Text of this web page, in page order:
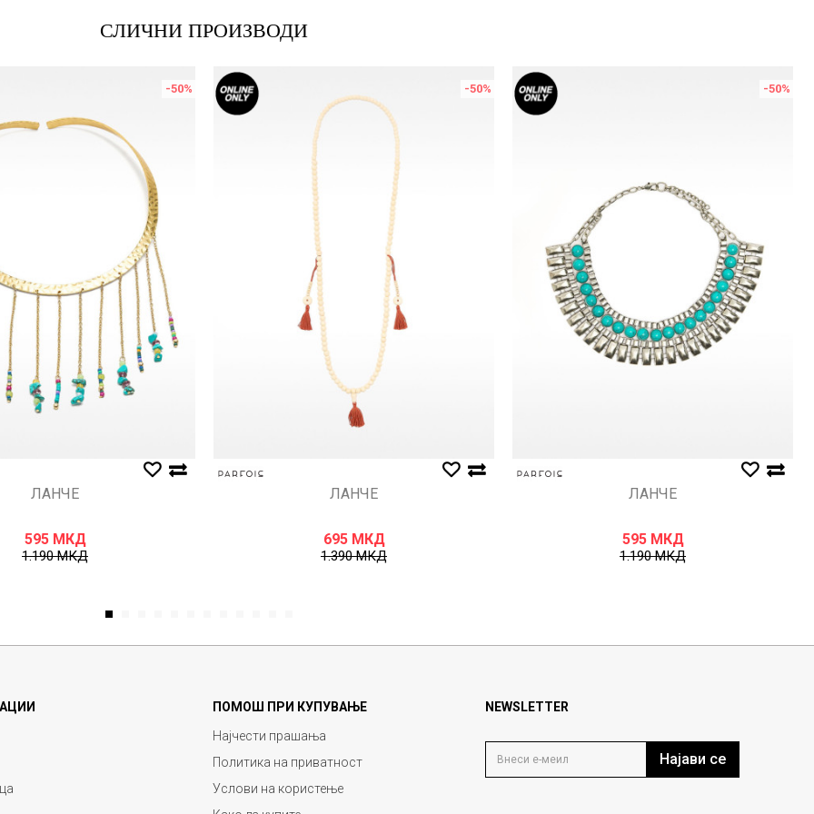
СЛИЧНИ ПРОИЗВОДИ
-50%
ЛАНЧЕ
595 МКД
1.190МКД
-50%
ЛАНЧЕ
695 МКД
1.390МКД
-50%
ЛАНЧЕ
595 МКД
1.190МКД
1
ПОМОШ ПРИ КУПУВАЊЕ
Најчести прашања
Политика на приватност
Услови на користење
NEWSLETTER
Најави се